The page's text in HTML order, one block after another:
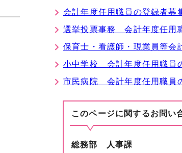
会計年度任用職員の登録者募
選挙投票事務 会計年度任用
保育士・看護師・現業員等会
小中学校 会計年度任用職員
市民病院 会計年度任用職員
このページに関するお問い
総務部 人事課